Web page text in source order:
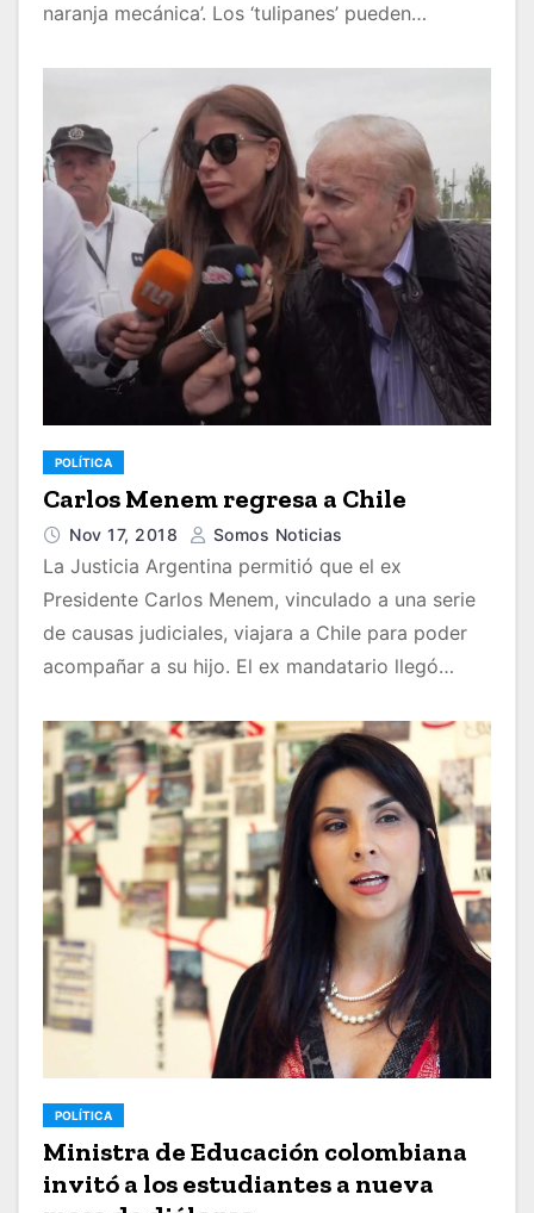
naranja mecánica’. Los ‘tulipanes’ pueden…
POLÍTICA
Carlos Menem regresa a Chile
Nov 17, 2018 Somos Noticias
La Justicia Argentina permitió que el ex
Presidente Carlos Menem, vinculado a una serie
de causas judiciales, viajara a Chile para poder
acompañar a su hijo. El ex mandatario llegó…
POLÍTICA
Ministra de Educación colombiana
invitó a los estudiantes a nueva